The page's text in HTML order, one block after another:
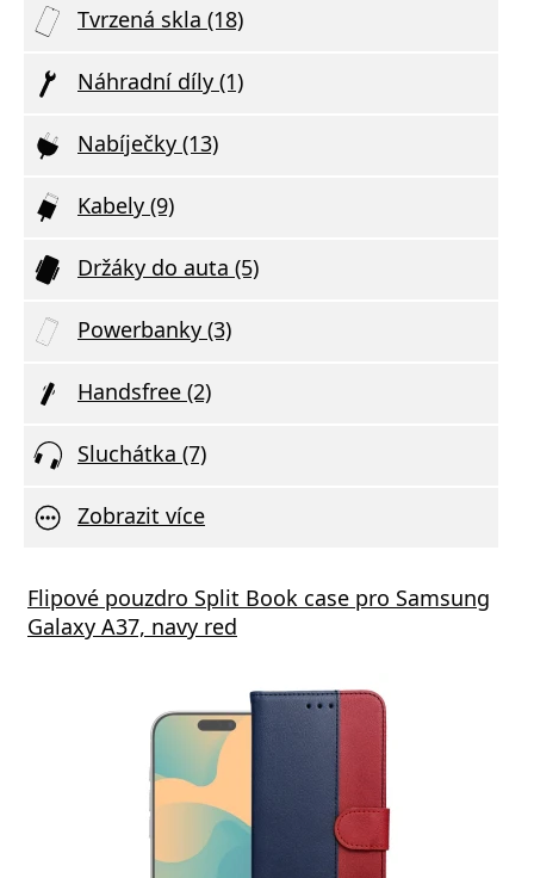
Tvrzená skla (18)
Náhradní díly (1)
Nabíječky (13)
Kabely (9)
Držáky do auta (5)
Powerbanky (3)
Handsfree (2)
Sluchátka (7)
Zobrazit více
Flipové pouzdro Split Book case pro Samsung
Galaxy A37, navy red